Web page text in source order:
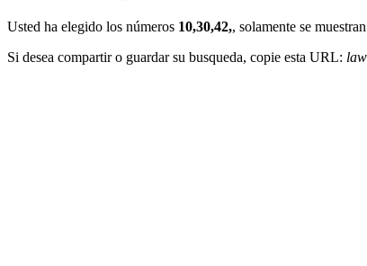
Usted ha elegido los números 10,30,42,, solamente se
Si desea compartir o guardar su busqueda, copie esta URL: